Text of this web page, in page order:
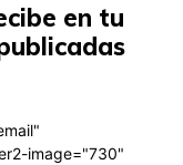
en tu
image="730"